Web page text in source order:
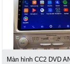
Màn hình CC2 DVD